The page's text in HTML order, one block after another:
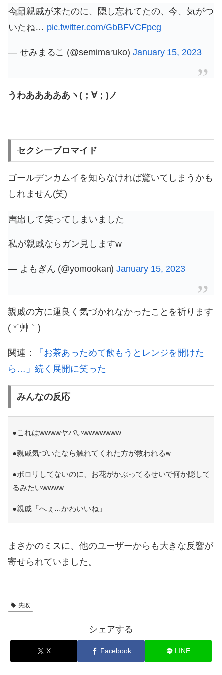
今日親戚が来たのに、隠し忘れてたの、今、気がつ
いたね… pic.twitter.com/GbBFVCFpcg
— せみまるこ (@semimaruko) January 15, 2023
うわあああああヽ(；∀；)ノ
セクシーブロマイド
ゴールデンカムイを知らなければ驚いてしまうかも
しれません(笑)
声出して笑ってしまいました
私が親戚ならガン見しますw
— よもぎん (@yomookan) January 15, 2023
親戚の方に運良く気づかれなかったことを祈ります
( *´艸｀)
関連：
「お茶あっためて飲もうとレンジを開けた
ら…」続く展開に笑った
みんなの反応
●これはwwwwヤバいwwwwwww
●親戚気づいたなら触れてくれた方が救われるw
●ポロリしてないのに、お花がかぶってるせいで何か隠して
るみたいwwww
●親戚「へぇ…かわいいね」
まさかのミスに、他のユーザーからも大きな反響が
寄せられていました。
失敗
シェアする
X Facebook LINE